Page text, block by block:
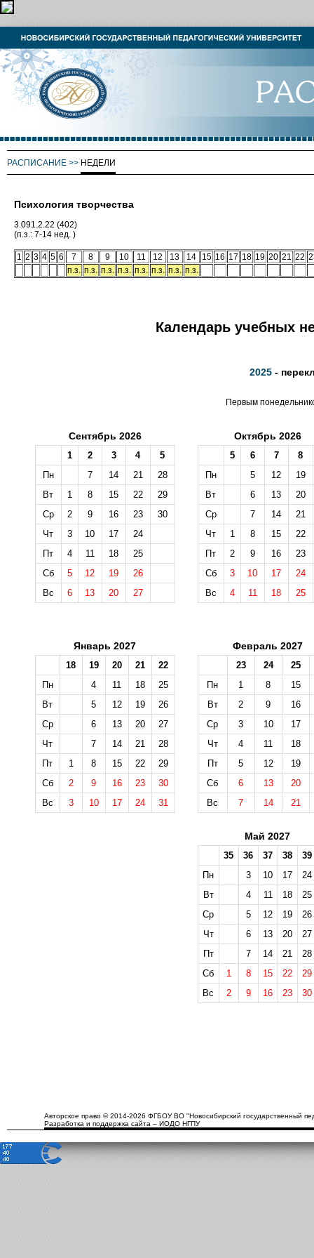
РАСПИСАНИЕ >> НЕДЕЛИ
Психология творчества
3.091.2.22 (402)
(п.з.: 7-14 нед. )
1 2 3 4 5 6 7 8 9 10 11 12 13 14 15 16 17 18 19 20 21 22
п.з. п.з. п.з. п.з. п.з. п.з. п.з. п.з.
Календарь учебных
2025 -
Первым
Сентябрь 2026
1 2 3 4
5
Пн
7 14 21
28
Вт
1 8 15 22
29
Ср
2 9 16 23
30
Чт
3 10 17
24
Пт
4 11 18
25
Сб
5 12 19
26
Вс
6 13 20 27
Октябрь 2026
5 6 7
8
Пн
5 12
19
Вт
6 13
20
Ср
7 14
21
Чт
1 8 15
22
Пт
2 9 16
23
Сб
3 10 17
24
Вс
4 11 18 25
Январь 2027
18 19 20 21
22
Пн
4 11 18
25
Вт
5 12 19
26
Ср
6 13 20
27
Чт
7 14 21
28
Пт
1 8 15 22
29
Сб
2 9 16 23
30
Вс
3 10 17 24 31
Февраль 2027
23 24
25
Пн
1 8
15
Вт
2 9
16
Ср
3 10
17
Чт
4 11
18
Пт
5 12
19
Сб
6 13
20
Вс
7 14 21
Май 2027
35 36 37 38
39
Пн
3 10 17
24
Вт
4 11 18
25
Ср
5 12 19
26
Чт
6 13 20
27
Пт
7 14 21
28
Сб
1 8 15 22
29
Вс
2 9 16 23 30
Авторское право © 2014-2026 ФГБОУ ВО "Новосибирский государственный
Разработка и поддержка сайта – ИОДО НГПУ